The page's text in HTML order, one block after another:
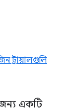
ট্রায়ালগুলি
একটি